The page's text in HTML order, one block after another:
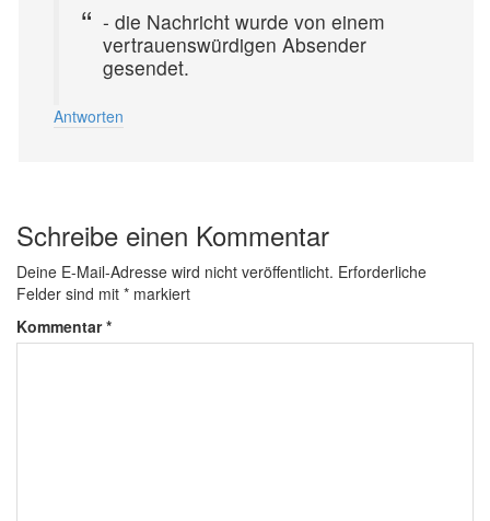
- die Nachricht wurde von einem
vertrauenswürdigen Absender
gesendet.
Antworten
Schreibe einen Kommentar
Deine E-Mail-Adresse wird nicht veröffentlicht. Erforderliche
Felder sind mit * markiert
Kommentar*